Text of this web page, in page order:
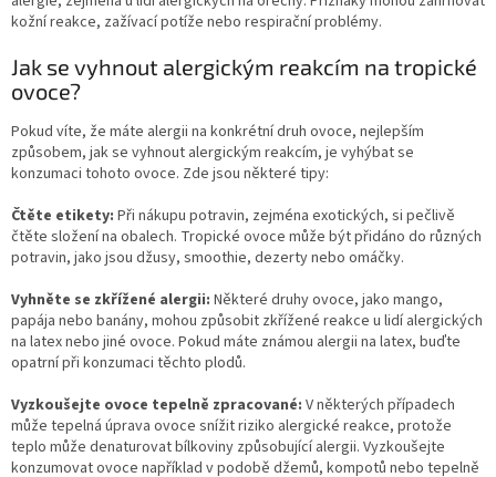
kožní reakce, zažívací potíže nebo respirační problémy.
Jak se vyhnout alergickým reakcím na tropické
ovoce?
Pokud víte, že máte alergii na konkrétní druh ovoce, nejlepším
způsobem, jak se vyhnout alergickým reakcím, je vyhýbat se
konzumaci tohoto ovoce. Zde jsou některé tipy:
Čtěte etikety: Při nákupu potravin, zejména exotických, si pečlivě
čtěte složení na obalech. Tropické ovoce může být přidáno do různých
potravin, jako jsou džusy, smoothie, dezerty nebo omáčky.
Vyhněte se zkřížené alergii: Některé druhy ovoce, jako mango,
papája nebo banány, mohou způsobit zkřížené reakce u lidí alergických
na latex nebo jiné ovoce. Pokud máte známou alergii na latex, buďte
opatrní při konzumaci těchto plodů.
Vyzkoušejte ovoce tepelně zpracované: V některých případech
může tepelná úprava ovoce snížit riziko alergické reakce, protože
teplo může denaturovat bílkoviny způsobující alergii. Vyzkoušejte
konzumovat ovoce například v podobě džemů, kompotů nebo tepelně